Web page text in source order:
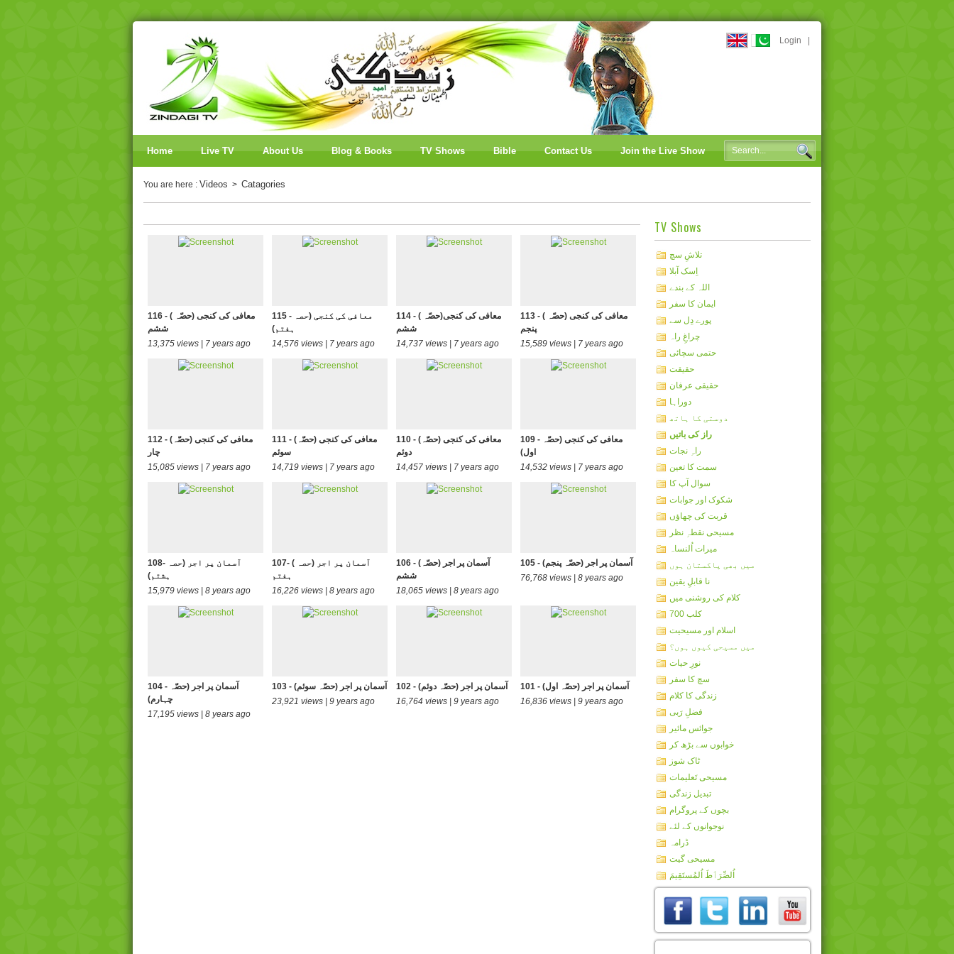
Login
Home Live TV About Us Blog & Books TV Shows Bible Contact Us Join the Live Show
You are here : Videos > Catagories
116 - ( معافی کی کنجی (حصّہ
ششم
13,375 views | 7 years ago
115 - معافی کی کنجی (حصہ
ہفتم)
14,576 views | 7 years ago
114 - ( معافی کی کنجی(حصّہ
ششم
14,737 views | 7 years ago
113 - ( معافی کی کنجی (حصّہ
پنجم
15,589 views | 7 years ago
112 - (معافی کی کنجی (حصّہ
چار
15,085 views | 7 years ago
111 - (معافی کی کنجی (حصّہ
سوئم
14,719 views | 7 years ago
110 - (معافی کی کنجی (حصّہ
دوئم
14,457 views | 7 years ago
109 - معافی کی کنجی (حصّہ
اول)
14,532 views | 7 years ago
108- آسمان پر اجر (حصہ
ہشتم)
15,979 views | 8 years ago
107- ( آسمان پر اجر (حصہ
ہفتم
16,226 views | 8 years ago
106 - (آسمان پر اجر (حصّہ
ششم
18,065 views | 8 years ago
105 - آسمان پر اجر (حصّہ پنجم)
76,768 views | 8 years ago
104 - آسمان پر اجر (حصّہ
چہارم)
17,195 views | 8 years ago
103 - آسمان پر اجر (حصّہ سوئم)
23,921 views | 9 years ago
102 - آسمان پر اجر (حصّہ دوئم)
16,764 views | 9 years ago
101 - آسمان پر اجر (حصّہ اول)
16,836 views | 9 years ago
TV Shows
تلاشِ سچ
اِسک آبلا
اللہ کے بندے
ایمان کا سفر
پورے دِل سے
چراغِ راہ
حتمی سچائی
حقیقت
حقیقی عرفان
دوراہا
دوستی کا ہاتھ
راز کی باتیں
راہِ نجات
سمت کا تعین
سوال آپ کا
شکوک اور جوابات
قربت کی چھاؤں
مسیحی نقطہِ نظر
میرات اُلنساہ
میں بھی پاکستان ہوں
نا قابلِ یقین
کلام کی روشنی میں
کلب 700
اسلام اور مسیحیت
میں مسیحی کیوں ہوں؟
نورِ حیات
سچ کا سفر
زندگی کا کلام
فضلِ رَبی
جوائس مائیر
خوابوں سے بڑھ کر
ٹاک شوز
مسیحی تَعلیمات
تبدیل زندگی
بچوں کے پروگرام
نوجوانوں کے لئے
ڈرامہ
مسیحی گیت
اُلصِّرَٲطَ اُلمُستَقِيمَ